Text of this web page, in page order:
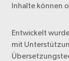
Inhalte können
Entwickelt
mit